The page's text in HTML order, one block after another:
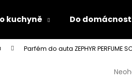
kuchyně Do
Parfém do auta ZEPHYR PERFUME
Co potřebujete najít?